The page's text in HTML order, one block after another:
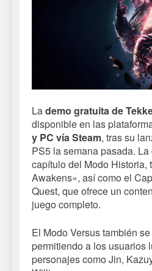
Lademo gratuita de
disponible en las
y PC vía Steam, tras su
PS5 la semana pasada.
capítulo del Modo Historia,
Awakens», así como el
Quest, que ofrece un
juego completo.
El Modo Versus también
permitiendo a los usuarios
personajes como Jin,